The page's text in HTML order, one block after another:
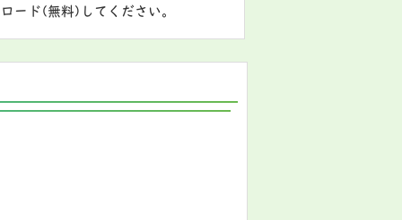
ード(無料)してください。